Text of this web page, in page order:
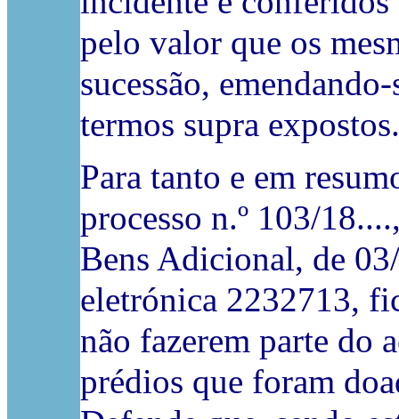
pelo valor que os
sucessão,
termos supra
Para tanto e em
processo n.º 103/
Bens Adicional, de
eletrónica 2232713,
não fazerem parte do
prédios que foram